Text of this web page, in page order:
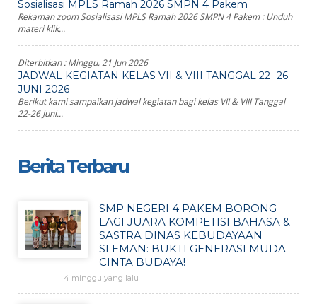
Sosialisasi MPLS Ramah 2026 SMPN 4 Pakem
Rekaman zoom Sosialisasi MPLS Ramah 2026 SMPN 4 Pakem : Unduh
materi klik...
Diterbitkan :Minggu, 21 Jun 2026
JADWAL KEGIATAN KELAS VII & VIII TANGGAL 22 -26
JUNI 2026
Berikut kami sampaikan jadwal kegiatan bagi kelas VII & VIII Tanggal
22-26 Juni...
Berita Terbaru
SMP NEGERI 4 PAKEM BORONG
LAGI JUARA KOMPETISI BAHASA &
SASTRA DINAS KEBUDAYAAN
SLEMAN: BUKTI GENERASI MUDA
CINTA BUDAYA!
4 minggu yang lalu